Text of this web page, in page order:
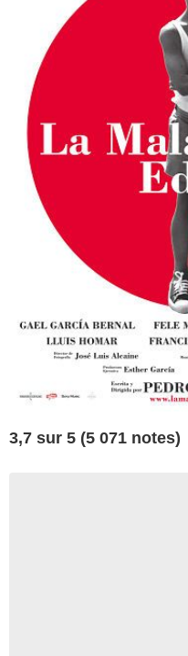
3,7 sur 5 (5 071 notes)